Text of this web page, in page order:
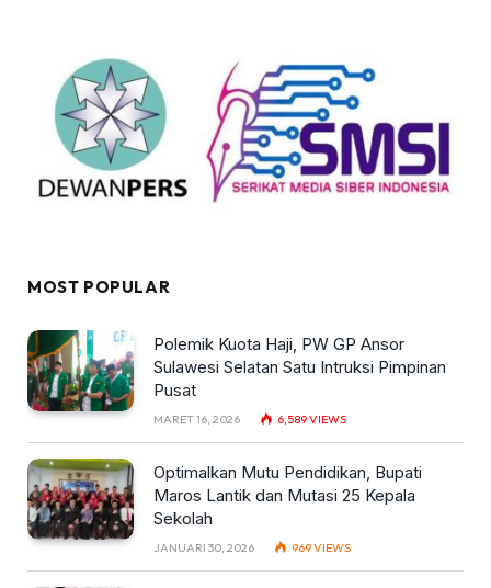
MOST POPULAR
Polemik Kuota Haji, PW GP Ansor
Sulawesi Selatan Satu Intruksi Pimpinan
Pusat
MARET 16, 2026 6,589VIEWS
Optimalkan Mutu Pendidikan, Bupati
Maros Lantik dan Mutasi 25 Kepala
Sekolah
JANUARI 30, 2026 969VIEWS